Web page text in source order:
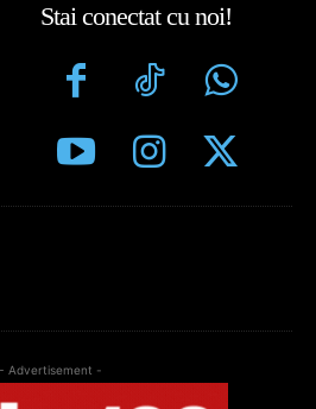
Stai conectat cu noi!
- Advertisement -